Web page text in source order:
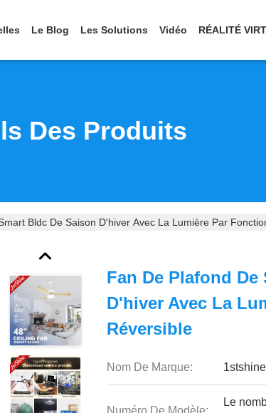
Le Blog Les Solutions Vidéo RÉALITÉ
Des Produits
Bldc De Saison D'hiver Avec La Lumière Par
Fan De Plafond
D'hiver Avec La
Réversible
Nom De Marque: 1stshine
Numéro De Modèle:
Le